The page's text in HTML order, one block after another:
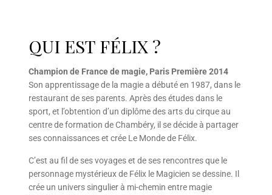
QUI EST FÉLIX ?
Champion de France de magie, Paris Première 2014
Son apprentissage de la magie a débuté en 1987, dans le
restaurant de ses parents. Après des études dans le
sport, et l’obtention d’un diplôme des arts du cirque au
centre de formation de Chambéry, il se décide à partager
ses connaissances et crée Le Monde de Félix.
C’est au fil de ses voyages et de ses rencontres que le
personnage mystérieux de Félix le Magicien se dessine. Il
crée un univers singulier à mi-chemin entre magie